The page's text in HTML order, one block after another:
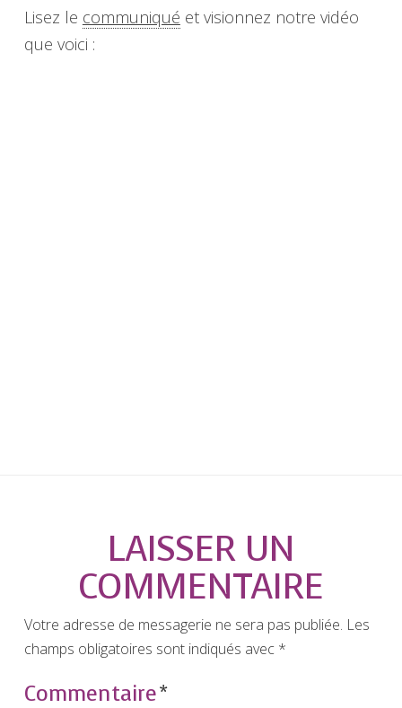
Lisez le communiqué et visionnez notre vidéo
que voici :
LAISSER UN
COMMENTAIRE
Votre adresse de messagerie ne sera pas publiée. Les
champs obligatoires sont indiqués avec *
Commentaire*